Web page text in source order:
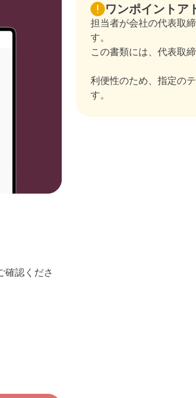
確認くださ
ワンポイントア
担当者が会社の代表取
す。
この書類には、代表取
利便性のため、指定の
す。